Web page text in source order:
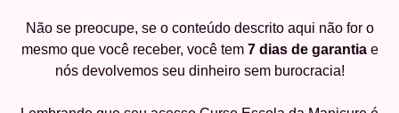
Não se preocupe, se o conteúdo descrito aqui não for o
mesmo que você receber, você tem 7 dias de garantiae
nós devolvemos seu dinheiro sem burocracia!